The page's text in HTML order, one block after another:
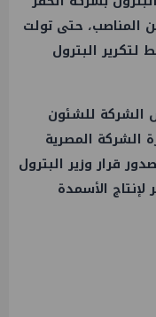
عدد من المناصب، حتى تولت
البترول
رئيس الشركة للشئون
الشركة المصرية
قرار وزير البترول
الأسمدة